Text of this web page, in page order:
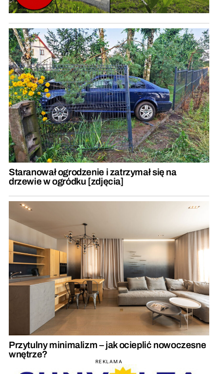
Staranował ogrodzenie i zatrzymał się na
drzewie w ogródku [zdjęcia]
Przytulny minimalizm – jak ocieplić nowoczesne
wnętrze?
REKLAMA